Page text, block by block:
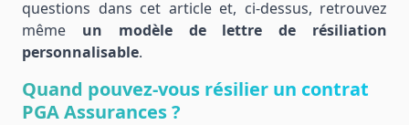
questions dans cet article et, ci-dessus, retrouvez
même un modèle de lettre de résiliation
personnalisable.
Quand pouvez-vous résilier un contrat
PGA Assurances ?